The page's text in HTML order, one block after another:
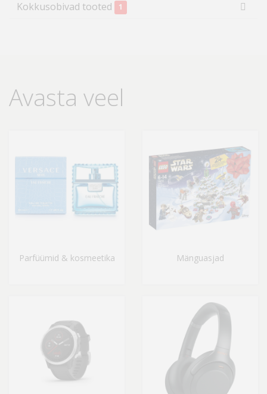
Kokkusobivad tooted
1
Avasta veel
Parfüümid & kosmeetika Mänguasjad